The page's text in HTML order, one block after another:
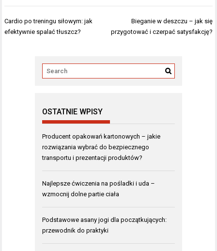
Nawigacja
wpisu
Cardio po treningu siłowym: jak
efektywnie spalać tłuszcz?
Bieganie w deszczu – jak się
przygotować i czerpać satysfakcję?
OSTATNIE WPISY
Producent opakowań kartonowych – jakie
rozwiązania wybrać do bezpiecznego
transportu i prezentacji produktów?
Najlepsze ćwiczenia na pośladki i uda –
wzmocnij dolne partie ciała
Podstawowe asany jogi dla początkujących:
przewodnik do praktyki